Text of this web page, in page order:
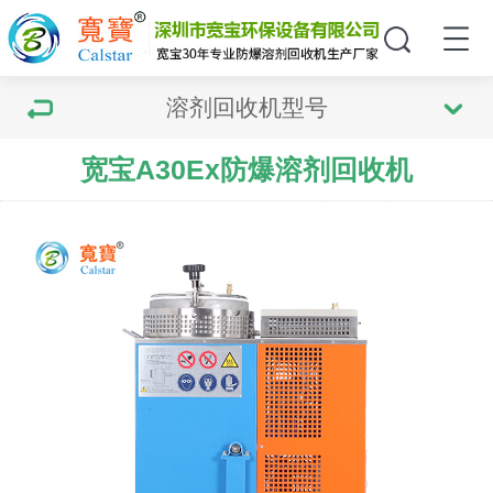
溶剂回收机型号
宽宝A30Ex防爆溶剂回收机